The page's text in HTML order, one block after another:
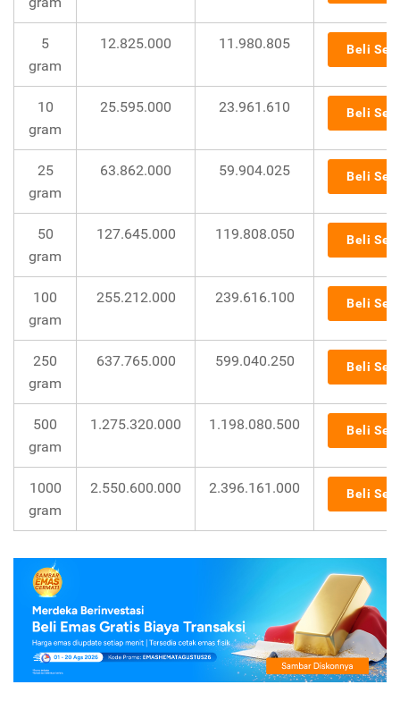
5
gram
12.825.000 11.980.805 Beli
10
gram
25.595.000 23.961.610 Beli
25
gram
63.862.000 59.904.025 Beli
50
gram
127.645.000 119.808.050 Beli
100
gram
255.212.000 239.616.100 Beli
250
gram
637.765.000 599.040.250 Beli
500
gram
1.275.320.000 1.198.080.500 Beli
1000
gram
2.550.600.000 2.396.161.000 Beli